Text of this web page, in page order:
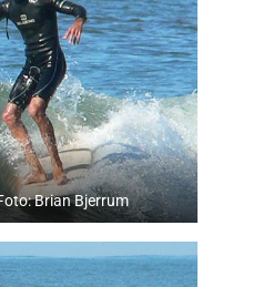
Brian Bjerrum